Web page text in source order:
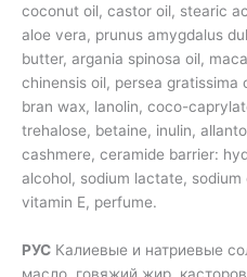
coconut oil, castor oil, stearic
aloe vera, prunus amygdalus
butter, argania spinosa oil,
chinensis oil, persea gratissima
bran wax, lanolin, coco-
trehalose, betaine, inulin,
cashmere, ceramide barrier:
alcohol, sodium lactate,
vitamin E, perfume.
РУС Калиевые и натриевые
масло, говяжий жир,